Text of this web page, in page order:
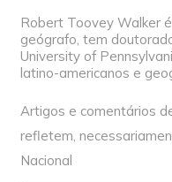
Robert Toovey Walker
geógrafo, tem
University of
latino-americanos e
Artigos e comentários
refletem,
Nacional